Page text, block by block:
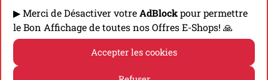
▶ Merci de Désactiver votreAdBlockpour permettre
le Bon Affichage de toutes nos Offres E-Shops! 🙏
Accepter les cookies
naturel!